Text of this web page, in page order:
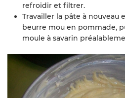
refroidir et filtrer.
Travailler la pâte à nouveau
beurre mou en pommade,
moule à savarin